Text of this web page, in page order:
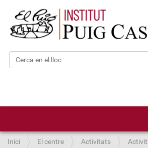
Cerca
Inici El centre Activitats